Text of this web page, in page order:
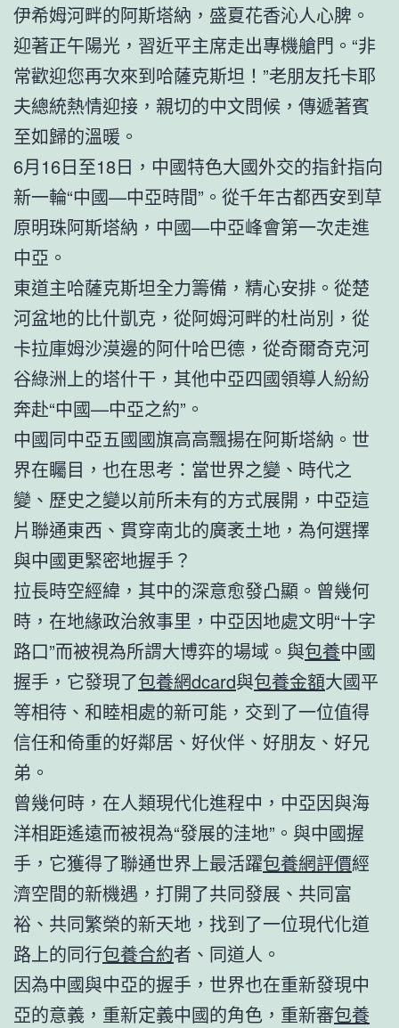
伊希姆河畔的阿斯塔納，盛夏花香沁人心脾。
迎著正午陽光，習近平主席走出專機艙門。“非
常歡迎您再次來到哈薩克斯坦！”老朋友托卡耶
夫總統熱情迎接，親切的中文問候，傳遞著賓
至如歸的溫暖。
6月16日至18日，中國特色大國外交的指針指向
新一輪“中國—中亞時間”。從千年古都西安到草
原明珠阿斯塔納，中國—中亞峰會第一次走進
中亞。
東道主哈薩克斯坦全力籌備，精心安排。從楚
河盆地的比什凱克，從阿姆河畔的杜尚別，從
卡拉庫姆沙漠邊的阿什哈巴德，從奇爾奇克河
谷綠洲上的塔什干，其他中亞四國領導人紛紛
奔赴“中國—中亞之約”。
中國同中亞五國國旗高高飄揚在阿斯塔納。世
界在矚目，也在思考：當世界之變、時代之
變、歷史之變以前所未有的方式展開，中亞這
片聯通東西、貫穿南北的廣袤土地，為何選擇
與中國更緊密地握手？
拉長時空經緯，其中的深意愈發凸顯。曾幾何
時，在地緣政治敘事里，中亞因地處文明“十字
路口”而被視為所謂大博弈的場域。與包養中國
握手，它發現了包養網dcard與包養金額大國平
等相待、和睦相處的新可能，交到了一位值得
信任和倚重的好鄰居、好伙伴、好朋友、好兄
弟。
曾幾何時，在人類現代化進程中，中亞因與海
洋相距遙遠而被視為“發展的洼地”。與中國握
手，它獲得了聯通世界上最活躍包養網評價經
濟空間的新機遇，打開了共同發展、共同富
裕、共同繁榮的新天地，找到了一位現代化道
路上的同行包養合約者、同道人。
因為中國與中亞的握手，世界也在重新發現中
亞的意義，重新定義中國的角色，重新審包養